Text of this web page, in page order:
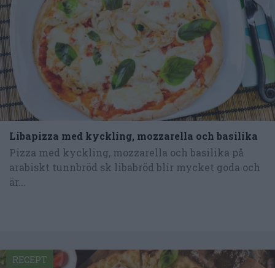
Libapizza med kyckling, mozzarella och basilika
Pizza med kyckling, mozzarella och basilika på
arabiskt tunnbröd sk libabröd blir mycket goda och
är...
RECEPT